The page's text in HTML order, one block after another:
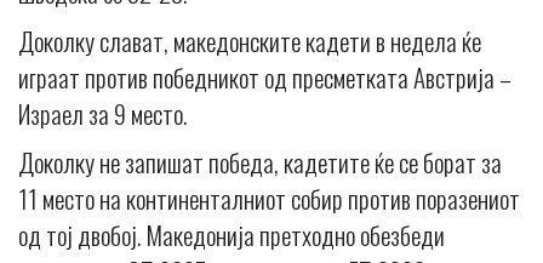
Доколку слават, македонските кадети в недела ќе
играат против победникот од пресметката Австрија –
Израел за 9 место.
Доколку не запишат победа, кадетите ќе се борат за
11 место на континенталниот собир против поразениот
од тој двобој. Македонија претходно обезбеди